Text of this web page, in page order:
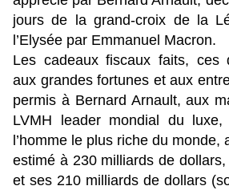
jours de la grand-croix de la
l’Elysée par Emmanuel Macron.
Les cadeaux fiscaux faits, ces
aux grandes fortunes et aux
permis à Bernard Arnault, aux
LVMH leader mondial du luxe,
l’homme le plus riche du monde,
estimé à 230 milliards de
et ses 210 milliards de dollars